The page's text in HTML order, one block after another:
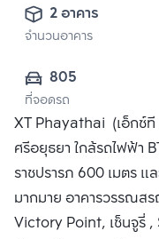
2 อาคาร
จำนวนอาคาร
805
ที่จอดรถ
XT Phayathai (เอ็กซ์ที
ศรีอยุธยา ใกล้รถไฟฟ้า
ราชปรารภ 600 เมตร แ
มากมาย อาคารวรรณส
Victory Point, เซ็นจูรี่ ,